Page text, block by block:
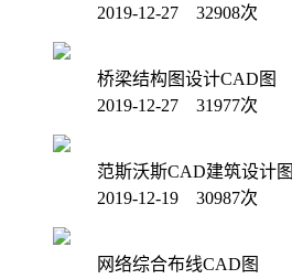
2019-12-27 32908次
桥梁结构图设计CAD图
2019-12-27 31977次
范斯沃斯CAD建筑设计图
2019-12-19 30987次
网络综合布线CAD图